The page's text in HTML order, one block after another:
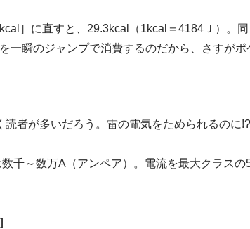
］に直すと、29.3kcal（1kcal＝4184Ｊ）。
一瞬のジャンプで消費するのだから、さすがポ
者が多いだろう。雷の電気をためられるのに!?
千～数万A（アンペア）。電流を最大クラス